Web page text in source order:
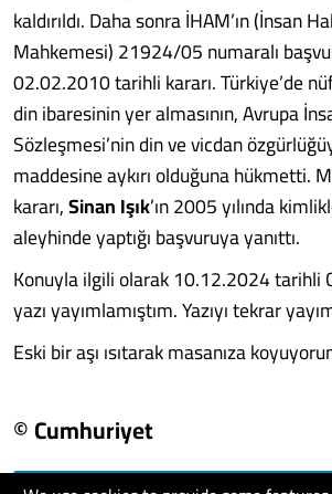
kaldırıldı. Daha sonra İHAM’ın (İnsan
Mahkemesi) 21924/05 numaralı
02.02.2010 tarihli kararı. Türkiye’de
din ibaresinin yer almasının, Avrupa
Sözleşmesi’nin din ve vicdan
maddesine aykırı olduğuna hükmetti.
kararı,Sinan Işık’ın 2005 yılında
aleyhinde yaptığı başvuruya yanıttı.
Konuyla ilgili olarak 10.12.2024 tarihli
yazı yayımlamıştım. Yazıyı tekrar
Eski bir aşı ısıtarak masanıza
© Cumhuriyet